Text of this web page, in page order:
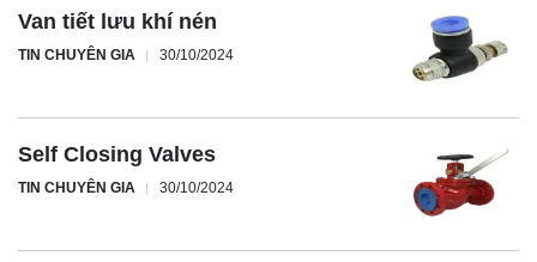
Van tiết lưu khí nén
TIN CHUYÊN GIA 30/10/2024
Self Closing Valves
TIN CHUYÊN GIA 30/10/2024